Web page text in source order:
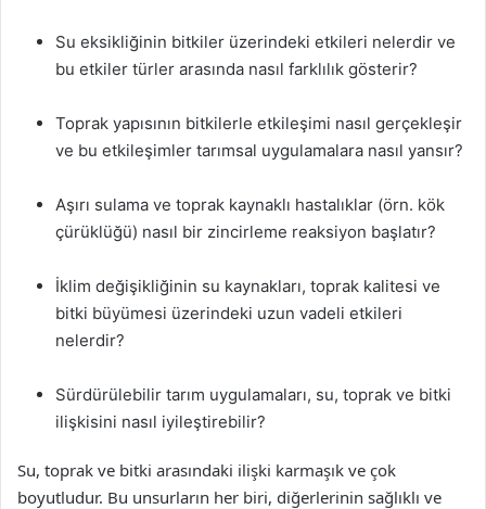
Su eksikliğinin bitkiler üzerindeki etkileri nelerdir ve
bu etkiler türler arasında nasıl farklılık gösterir?
Toprak yapısının bitkilerle etkileşimi nasıl gerçekleşir
ve bu etkileşimler tarımsal uygulamalara nasıl yansır?
Aşırı sulama ve toprak kaynaklı hastalıklar (örn. kök
çürüklüğü) nasıl bir zincirleme reaksiyon başlatır?
İklim değişikliğinin su kaynakları, toprak kalitesi ve
bitki büyümesi üzerindeki uzun vadeli etkileri
nelerdir?
Sürdürülebilir tarım uygulamaları, su, toprak ve bitki
ilişkisini nasıl iyileştirebilir?
Su, toprak ve bitki arasındaki ilişki karmaşık ve çok
boyutludur. Bu unsurların her biri, diğerlerinin sağlıklı ve